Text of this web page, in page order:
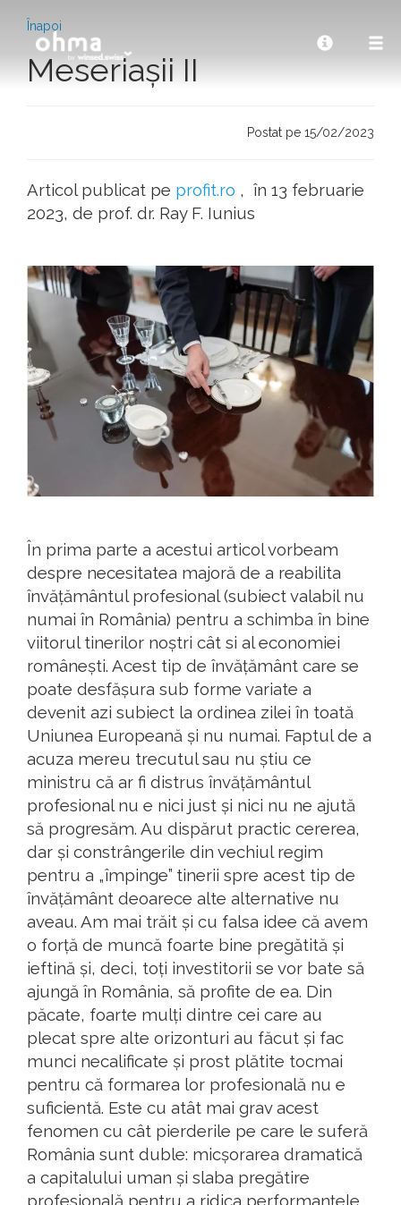
Înapoi
Meseriașii II
Postat pe 15/02/2023
Articol publicat pe profit.ro , în 13 februarie
2023, de prof. dr. Ray F. Iunius
În prima parte a acestui articol vorbeam
despre necesitatea majoră de a reabilita
învățământul profesional (subiect valabil nu
numai în România) pentru a schimba în bine
viitorul tinerilor noștri cât si al economiei
românești. Acest tip de învățământ care se
poate desfășura sub forme variate a
devenit azi subiect la ordinea zilei în toată
Uniunea Europeană și nu numai. Faptul de a
acuza mereu trecutul sau nu știu ce
ministru că ar fi distrus învățământul
profesional nu e nici just și nici nu ne ajută
să progresăm. Au dispărut practic cererea,
dar și constrângerile din vechiul regim
pentru a „împinge” tinerii spre acest tip de
învățământ deoarece alte alternative nu
aveau. Am mai trăit și cu falsa idee că avem
o forță de muncă foarte bine pregătită și
ieftină și, deci, toți investitorii se vor bate să
ajungă în România, să profite de ea. Din
păcate, foarte mulți dintre cei care au
plecat spre alte orizonturi au făcut și fac
munci necalificate și prost plătite tocmai
pentru că formarea lor profesională nu e
suficientă. Este cu atât mai grav acest
fenomen cu cât pierderile pe care le suferă
România sunt duble: micșorarea dramatică
a capitalului uman și slaba pregătire
profesională pentru a ridica performanțele